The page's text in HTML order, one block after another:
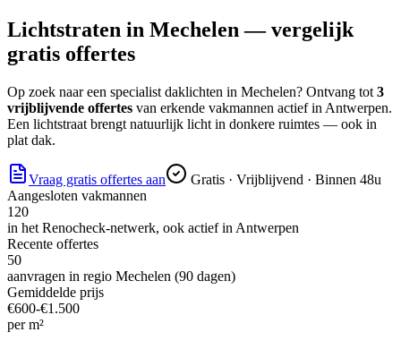
Lichtstraten in Mechelen — vergelijk
gratis offertes
Op zoek naareen specialist daklichten in Mechelen? Ontvang tot 3
vrijblijvende offertes van erkende vakmannen actief in Antwerpen.
Een lichtstraat brengt natuurlijk licht in donkere ruimtes — ook in
plat dak.
Vraag gratis offertes aan
Gratis · Vrijblijvend · Binnen 48u
Aangesloten vakmannen
120
in het Renocheck-netwerk, ook actief in Antwerpen
Recente offertes
50
aanvragen in regio Mechelen (90 dagen)
Gemiddelde prijs
€600-€1.500
perm²